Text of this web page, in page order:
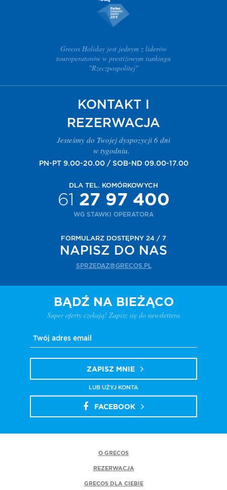
Grecos Holiday jest jednym z liderów
touroperatorów w prestiżowym rankingu
"Rzeczpospolitej"
KONTAKT I
REZERWACJA
Jesteśmy do Twojej dyspozycji 6 dni
w tygodniu.
PN-PT 9.00-20.00 / SOB-ND 09.00-17.00
DLA TEL. KOMÓRKOWYCH
61 27 97 400
WG STAWKI OPERATORA
FORMULARZ DOSTĘPNY 24 / 7
NAPISZ DO NAS
SPRZEDAZ@GRECOS.PL
BĄDŹ NA BIEŻĄCO
Super oferty czekają! Zapisz się do newslettera
ZAPISZ MNIE
LUB UŻYJ KONTA
FACEBOOK
O GRECOS
REZERWACJA
GRECOS DLA CIEBIE